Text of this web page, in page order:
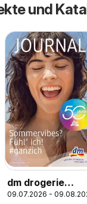
und
dm drogerie
markt Journal
09.07.2026 -